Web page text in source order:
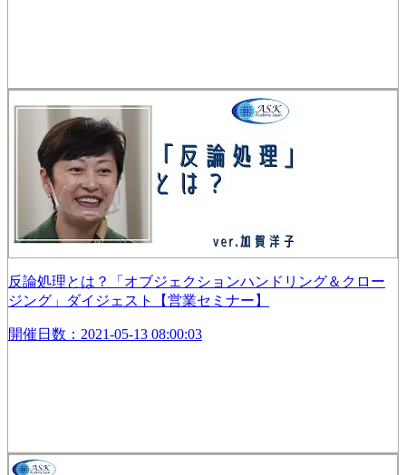
反論処理とは？「オブジェクションハンドリング＆クロー
ジング」ダイジェスト【営業セミナー】
開催日数：2021-05-13 08:00:03